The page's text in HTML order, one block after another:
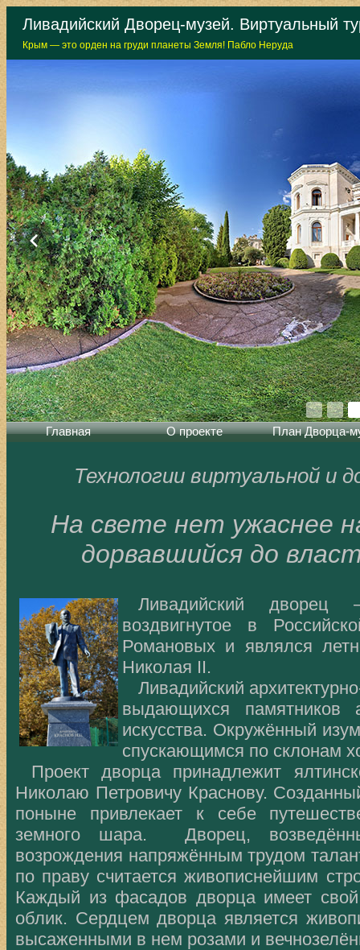
Ливадийский Дворец-музей. Виртуальный
Крым — это орден на груди планеты Земля! Пабло Неруда
Главная О проекте План Дворца-
Технологии виртуальной и
На свете нет ужаснее
дорвавшийся до
Ливадийский дворец
воздвигнутое в
Романовых и являлся
Николая II.
Ливадийский
выдающихся памятников
искусства. Окружённый
спускающимся по склонам
Проект дворца принадлежит
Николаю Петровичу Краснову.
поныне привлекает к себе
земного шара. Дворец,
возрождения напряжённым трудом
по праву считается живописнейшим
Каждый из фасадов дворца имеет
облик. Сердцем дворца является
высаженными в нем розами и